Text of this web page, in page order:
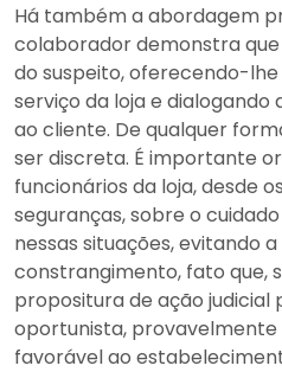
Há também a abordagem
colaborador demonstra
do suspeito, oferecendo-
serviço da loja e
ao cliente. De qualquer
ser discreta. É importante
funcionários da loja, desde
seguranças, sobre o
nessas situações, evitando
constrangimento, fato que,
propositura de ação judicial
oportunista,
favorável ao